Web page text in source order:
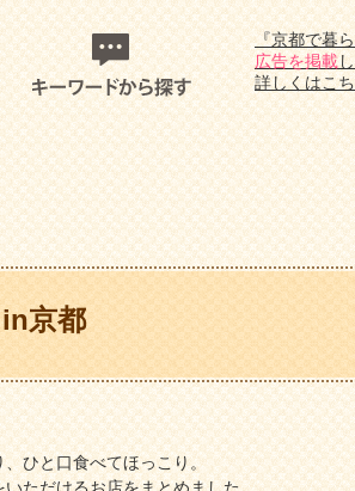
『京都で暮
広告を掲載
詳しくはこ
京都
ひと口食べてほっこり。